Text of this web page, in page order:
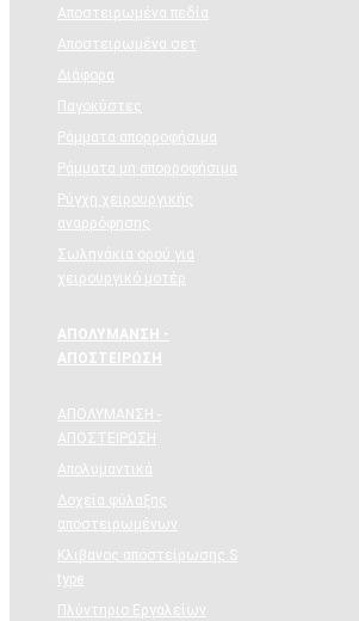
Αποστειρωμένα πεδία
Αποστειρωμένα σετ
Διάφορα
Παγοκύστες
Ράμματα απορροφήσιμα
Ράμματα μη απορροφήσιμα
Ρύγχη χειρουργικής
αναρρόφησης
Σωληνάκια ορού για
χειρουργικό μοτέρ
ΑΠΟΛΥΜΑΝΣΗ -
ΑΠΟΣΤΕΙΡΩΣΗ
ΑΠΟΛΥΜΑΝΣΗ -
ΑΠΟΣΤΕΙΡΩΣΗ
Απολυμαντικά
Δοχεία φύλαξης
αποστειρωμένων
Κλιβανος αποστείρωσης S
type
Πλύντηριο Εργαλείων